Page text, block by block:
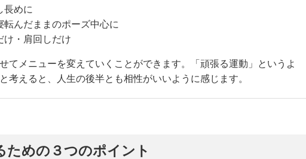
長めに
んだままのポーズ中心に
け・肩回しだけ
てメニューを変えていくことができます。「頑張る運動」というよ
考えると、人生の後半とも相性がいいように感じます。
ための３つのポイント